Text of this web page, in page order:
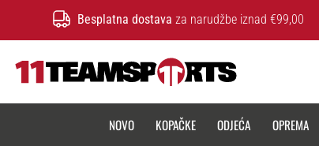
Besplatna dostava za narudžbe iznad €99,00
NOVO KOPAČKE ODJEĆA OPREMA